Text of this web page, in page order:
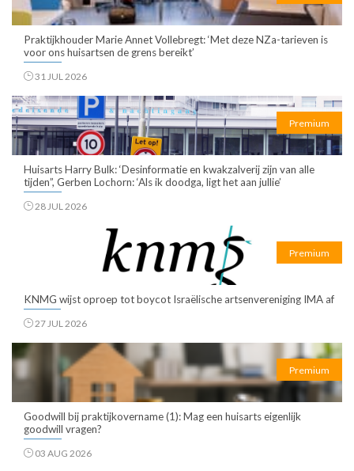
Praktijkhouder Marie Annet Vollebregt: ‘Met deze NZa-tarieven is
voor ons huisartsen de grens bereikt’
31 JUL 2026
Premium
Huisarts Harry Bulk: ‘Desinformatie en kwakzalverij zijn van alle
tijden”, Gerben Lochorn: ‘Als ik doodga, ligt het aan jullie’
28 JUL 2026
Premium
KNMG wijst oproep tot boycot Israëlische artsenvereniging IMA af
27 JUL 2026
Premium
Goodwill bij praktijkovername (1): Mag een huisarts eigenlijk
goodwill vragen?
03 AUG 2026